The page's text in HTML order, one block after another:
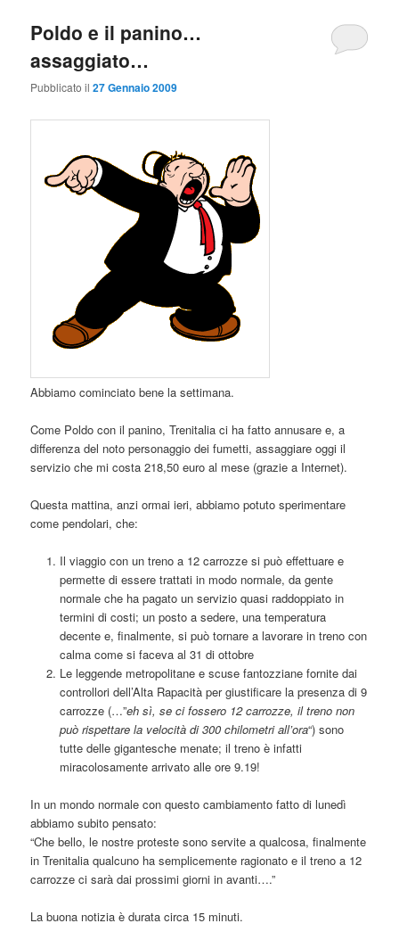
Poldo e il panino…
assaggiato…
Pubblicato il27 Gennaio 2009
Abbiamo cominciato bene la settimana.
Come Poldo con il panino, Trenitalia ci ha fatto annusare e, a
differenza del noto personaggio dei fumetti, assaggiare oggi il
servizio che mi costa 218,50 euro al mese (grazie a Internet).
Questa mattina, anzi ormai ieri, abbiamo potuto sperimentare
come pendolari, che:
Il viaggio con un treno a 12 carrozze si può effettuare e
permette di essere trattati in modo normale, da gente
normale che ha pagato un servizio quasi raddoppiato in
termini di costi; un posto a sedere, una temperatura
decente e, finalmente, si può tornare a lavorare in treno con
calma come si faceva al 31 di ottobre
Le leggende metropolitane e scuse fantozziane fornite dai
controllori dell’Alta Rapacità per giustificare la presenza di 9
carrozze (…”eh sì, se ci fossero 12 carrozze, il treno non
può rispettare la velocità di 300 chilometri all’ora“) sono
tutte delle gigantesche menate; il treno è infatti
miracolosamente arrivato alle ore 9.19!
In un mondo normale con questo cambiamento fatto di lunedì
abbiamo subito pensato:
“Che bello, le nostre proteste sono servite a qualcosa, finalmente
in Trenitalia qualcuno ha semplicemente ragionato e il treno a 12
carrozze ci sarà dai prossimi giorni in avanti….”
La buona notizia è durata circa 15 minuti.